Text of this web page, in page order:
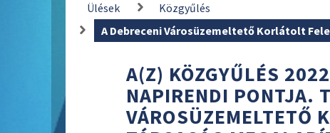
Ülések
Közgyűlés
A Debreceni Városüzemeltető Korlátolt
A(Z) KÖZGYŰLÉS
NAPIRENDI PONTJA.
VÁROSÜZEMELTETŐ